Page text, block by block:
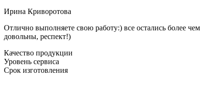
Ирина Криворотова
Отлично выполняете свою работу:) все остались более чем
довольны, респект!)
Качество продукции
Уровень сервиса
Срок изготовления